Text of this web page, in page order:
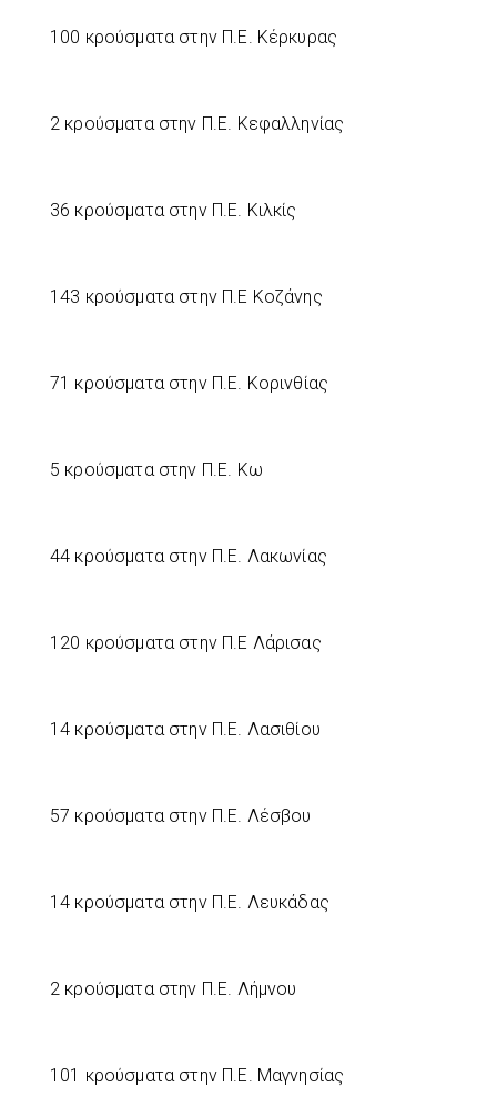
100 κρούσματα στην Π.Ε. Κέρκυρας
2 κρούσματα στην Π.Ε. Κεφαλληνίας
36 κρούσματα στην Π.Ε. Κιλκίς
143 κρούσματα στην Π.Ε Κοζάνης
71 κρούσματα στην Π.Ε. Κορινθίας
5 κρούσματα στην Π.Ε. Κω
44 κρούσματα στην Π.Ε. Λακωνίας
120 κρούσματα στην Π.Ε Λάρισας
14 κρούσματα στην Π.Ε. Λασιθίου
57 κρούσματα στην Π.Ε. Λέσβου
14 κρούσματα στην Π.Ε. Λευκάδας
2 κρούσματα στην Π.Ε. Λήμνου
101 κρούσματα στην Π.Ε. Μαγνησίας